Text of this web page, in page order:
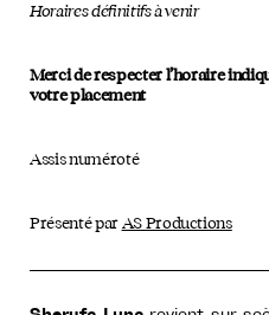
Horaires définitifs à venir
Merci de respecter l’horaire
votre placement
Assis numéroté
Présenté par AS Productions